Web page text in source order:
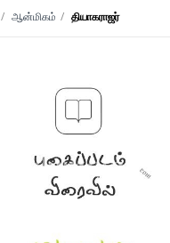
ஆன்மிகம் தியாகராஜர்